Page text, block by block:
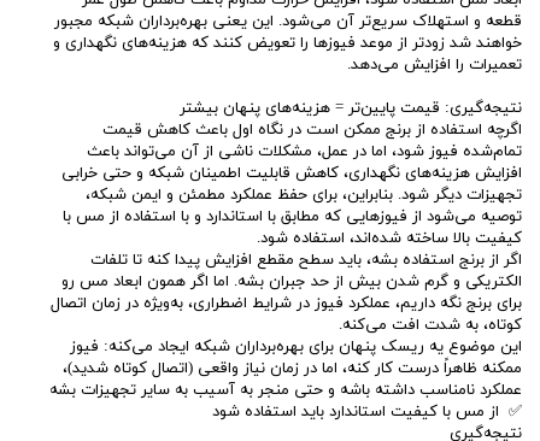
قطعه و استهلاک سریع‌تر آن می‌شود. این یعنی بهره‌برداران شبکه مجبور
خواهند شد زودتر از موعد فیوزها را تعویض کنند که هزینه‌های نگهداری و
تعمیرات را افزایش می‌دهد.
نتیجه‌گیری: قیمت پایین‌تر = هزینه‌های پنهان بیشتر
اگرچه استفاده از برنج ممکن است در نگاه اول باعث کاهش قیمت
تمام‌شده فیوز شود، اما در عمل، مشکلات ناشی از آن می‌تواند باعث
افزایش هزینه‌های نگهداری، کاهش قابلیت اطمینان شبکه و حتی خرابی
تجهیزات دیگر شود. بنابراین، برای حفظ عملکرد مطمئن و ایمن شبکه،
توصیه می‌شود از فیوزهایی که مطابق با استاندارد و با استفاده از مس با
کیفیت بالا ساخته شده‌اند، استفاده شود.
اگر از برنج استفاده بشه، باید سطح مقطع افزایش پیدا کنه تا تلفات
الکتریکی و گرم شدن بیش از حد جبران بشه. اما اگر همون ابعاد مس رو
برای برنج نگه داریم، عملکرد فیوز در شرایط اضطراری، به‌ویژه در زمان اتصال
کوتاه، به شدت افت می‌کنه.
این موضوع یه ریسک پنهان برای بهره‌برداران شبکه ایجاد می‌کنه: فیوز
ممکنه ظاهراً درست کار کنه، اما در زمان نیاز واقعی (اتصال کوتاه شدید)،
عملکرد نامناسب داشته باشه و حتی منجر به آسیب به سایر تجهیزات بشه
✅ از مس با کیفیت استاندارد باید استفاده شود
نتیجه‌گیری